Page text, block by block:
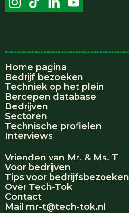
Home pagina
Bedrijf bezoeken
Techniek op het plein
Beroepen database
Bedrijven
Sectoren
Technische profielen
Interviews
Vrienden van Mr. & Ms. T
Voor bedrijven
Tips voor bedrijfsbezoeken
Over Tech-Tok
Contact
Mail mr-t@tech-tok.nl